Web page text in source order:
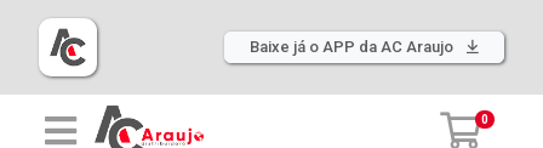
Baixe já o APP da AC Araujo
0